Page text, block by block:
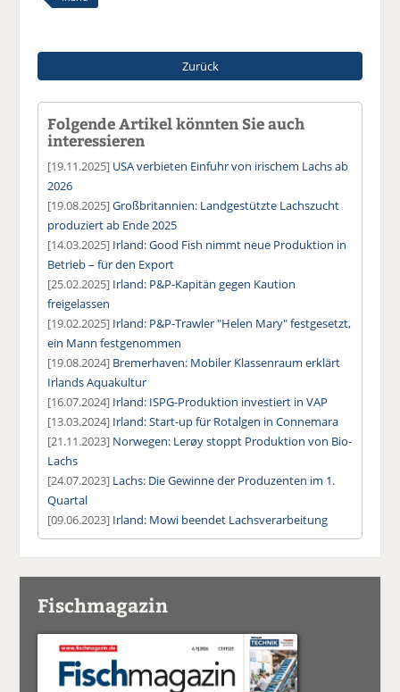
Zurück
Folgende Artikel könnten Sie auch
interessieren
[19.11.2025] USA verbieten Einfuhr von irischem Lachs ab
2026
[19.08.2025]Großbritannien: Landgestützte Lachszucht
produziert ab Ende 2025
[14.03.2025] Irland: Good Fish nimmt neue Produktion in
Betrieb – für den Export
[25.02.2025] Irland: P&P-Kapitän gegen Kaution
freigelassen
[19.02.2025] Irland: P&P-Trawler "Helen Mary" festgesetzt,
ein Mann festgenommen
[19.08.2024] Bremerhaven: Mobiler Klassenraum erklärt
Irlands Aquakultur
[16.07.2024] Irland: ISPG-Produktion investiert in VAP
[13.03.2024] Irland: Start-up für Rotalgen in Connemara
[21.11.2023] Norwegen: Lerøy stoppt Produktion von Bio-
Lachs
[24.07.2023] Lachs: Die Gewinne der Produzenten im 1.
Quartal
[09.06.2023] Irland: Mowi beendet Lachsverarbeitung
Fischmagazin